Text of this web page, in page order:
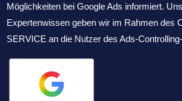
Möglichkeiten bei Google Ads informiert.
Expertenwissen geben wir im Rahmen des
SERVICE an die Nutzer des Ads-